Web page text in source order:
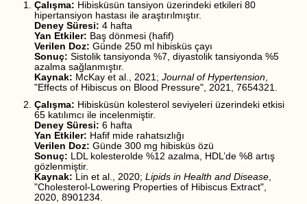
Çalışma: Hibisküsün tansiyon üzerindeki etkileri 80
hipertansiyon hastası ile araştırılmıştır.
Deney Süresi: 4 hafta
Yan Etkiler: Baş dönmesi (hafif)
Verilen Doz: Günde 250 ml hibisküs çayı
Sonuç: Sistolik tansiyonda %7, diyastolik tansiyonda %5
azalma sağlanmıştır.
Kaynak: McKay et al., 2021; Journal of Hypertension,
"Effects of Hibiscus on Blood Pressure", 2021, 7654321.
Çalışma: Hibisküsün kolesterol seviyeleri üzerindeki etkisi
65 katılımcı ile incelenmiştir.
Deney Süresi: 6 hafta
Yan Etkiler: Hafif mide rahatsızlığı
Verilen Doz: Günde 300 mg hibisküs özü
Sonuç: LDL kolesterolde %12 azalma, HDL’de %8 artış
gözlenmiştir.
Kaynak: Lin et al., 2020; Lipids in Health and Disease,
"Cholesterol-Lowering Properties of Hibiscus Extract",
2020, 8901234.